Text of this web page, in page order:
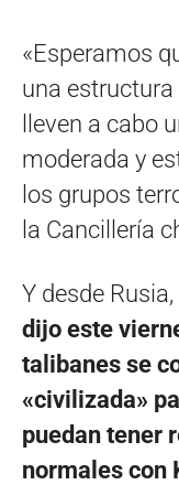
«Esperamos
una
lleven a cabo
moderada y
los grupos
la Cancillería
Y desde
dijo este
talibanes se
«civilizada»
puedan tener
normales con